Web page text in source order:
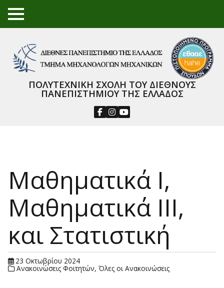
TO
GGL
NU
ΠΟΛΥΤΕΧΝΙΚΗ ΣΧΟΛΗ ΤΟΥ ΔΙΕΘΝΟΥΣ
ΠΑΝΕΠΙΣΤΗΜΙΟΥ ΤΗΣ ΕΛΛΑΔΟΣ
Μαθηματικά Ι,
Μαθηματικά ΙΙΙ,
και Στατιστική
23 Οκτωβρίου 2024
Ανακοινώσεις Φοιτητών,Όλες οι Ανακοινώσεις